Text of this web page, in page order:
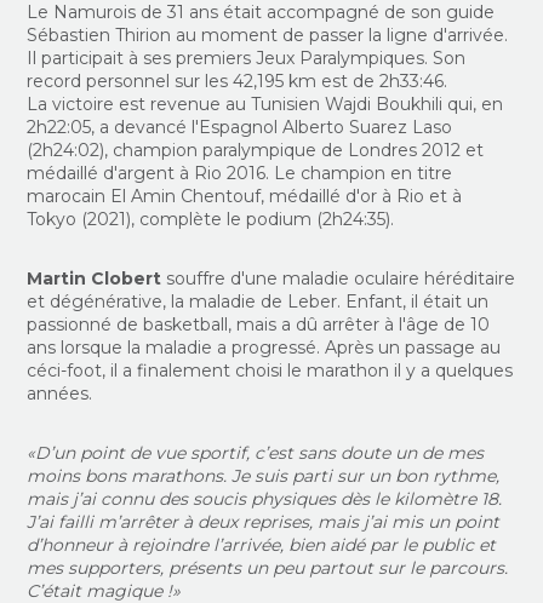
Le Namurois de 31 ans était accompagné de son guide
Sébastien Thirion au moment de passer la ligne d'arrivée.
Il participait à ses premiers Jeux Paralympiques. Son
record personnel sur les 42,195 km est de 2h33:46.
La victoire est revenue au Tunisien Wajdi Boukhili qui, en
2h22:05, a devancé l'Espagnol Alberto Suarez Laso
(2h24:02), champion paralympique de Londres 2012 et
médaillé d'argent à Rio 2016. Le champion en titre
marocain El Amin Chentouf, médaillé d'or à Rio et à
Tokyo (2021), complète le podium (2h24:35).
Martin Clobert souffre d'une maladie oculaire héréditaire
et dégénérative, la maladie de Leber. Enfant, il était un
passionné de basketball, mais a dû arrêter à l'âge de 10
ans lorsque la maladie a progressé. Après un passage au
céci-foot, il a finalement choisi le marathon il y a quelques
années.
«D’un point de vue sportif, c’est sans doute un de mes
moins bons marathons. Je suis parti sur un bon rythme,
mais j’ai connu des soucis physiques dès le kilomètre 18.
J’ai failli m’arrêter à deux reprises, mais j’ai mis un point
d’honneur à rejoindre l’arrivée, bien aidé par le public et
mes supporters, présents un peu partout sur le parcours.
C’était magique !»